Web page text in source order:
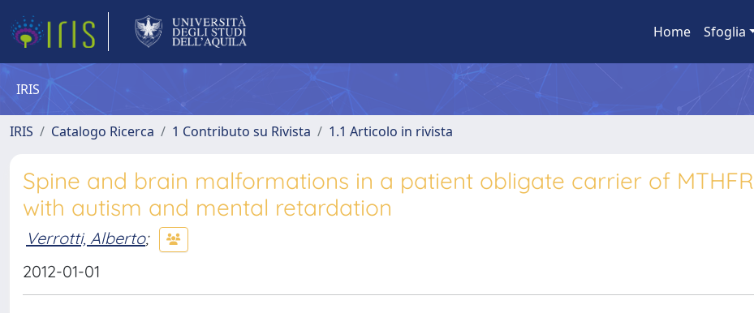
Home Sfoglia
IRIS
IRIS Catalogo Ricerca 1 Contributo su Rivista 1.1 Articolo in rivista
Spine and brain malformations in a patient obligate carrier of MTHFR
with autism and mental retardation
Verrotti, Alberto;
2012-01-01